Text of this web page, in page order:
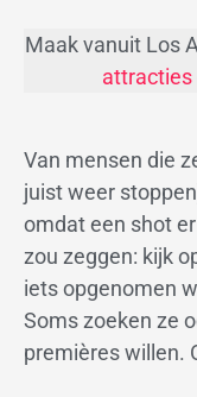
Maak vanuit Los
attracties
Van mensen die
juist weer
omdat een shot
zou zeggen: kijk
iets opgenomen
Soms zoeken ze
premières willen.